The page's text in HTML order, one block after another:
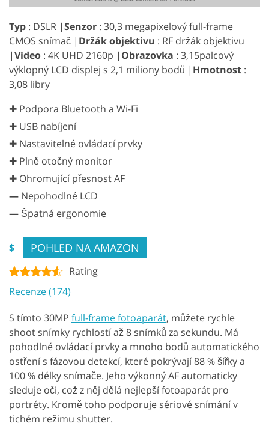
Typ : DSLR |Senzor : 30,3 megapixelový full-frame
CMOS snímač | Držák objektivu : RF držák objektivu
|Video : 4K UHD 2160p | Obrazovka : 3,15palcový
výklopný LCD displej s 2,1 miliony bodů | Hmotnost :
3,08 libry
✚ Podpora Bluetooth a Wi-Fi
✚ USB nabíjení
✚ Nastavitelné ovládací prvky
✚ Plně otočný monitor
✚ Ohromující přesnost AF
— Nepohodlné LCD
— Špatná ergonomie
$ POHLED NA AMAZON
Rating
Recenze (174)
S tímto 30MP full-frame fotoaparát, můžete rychle
shoot snímky rychlostí až 8 snímků za sekundu. Má
pohodlné ovládací prvky a mnoho bodů automatického
ostření s fázovou detekcí, které pokrývají 88 % šířky a
100 % délky snímače. Jeho výkonný AF automaticky
sleduje oči, což z něj dělá nejlepší fotoaparát pro
portréty. Kromě toho podporuje sériové snímání v
tichém režimu shutter.